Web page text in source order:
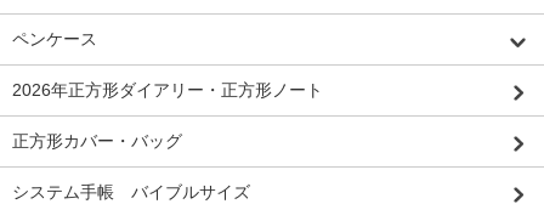
ペンケース
2026年正方形ダイアリー・正方形ノート
正方形カバー・バッグ
システム手帳 バイブルサイズ